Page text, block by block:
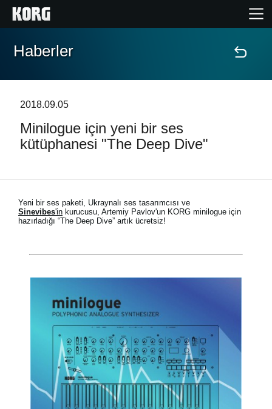
Ana Sayfa
Özellikler
Destek
Haberler
Konum
Sosyal Medya
KORG Hakkında
Haberler
2018.09.05
Minilogue için yeni bir ses
kütüphanesi "The Deep Dive"
Yeni bir ses paketi, Ukraynalı ses tasarımcısı ve
Sinevibes'in kurucusu, Artemiy Pavlov'un KORG minilogue için
hazırladığı “The Deep Dive” artık ücretsiz!